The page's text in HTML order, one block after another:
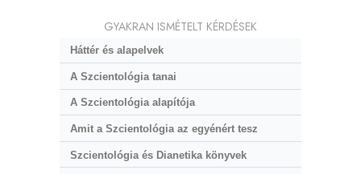
GYAKRAN ISMÉTELT KÉRDÉSEK
Háttér és alapelvek
A Szcientológia tanai
A Szcientológia alapítója
Amit a Szcientológia az egyénért tesz
Szcientológia és Dianetika könyvek